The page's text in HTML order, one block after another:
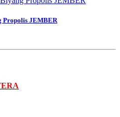
Propolis JEMBER